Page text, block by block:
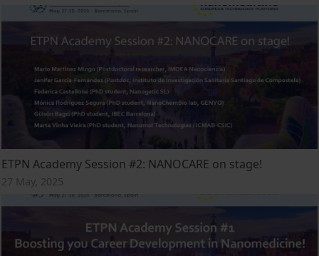
ETPN Academy Session #2: NANOCARE on stage!
27 May, 2025